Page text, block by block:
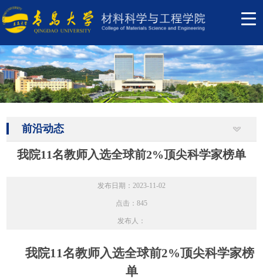
前沿动态
我院11名教师入选全球前2%顶尖科学家榜单
发布日期：2023-11-02
点击： 845
发布人：
我院1 1名教师入选全球前2%顶尖科学家榜
单